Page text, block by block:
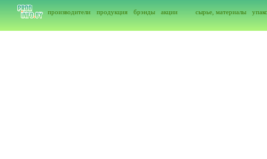
производители продукция брэнды акции сырье, материалы